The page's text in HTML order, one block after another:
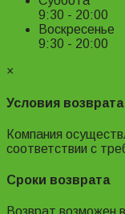
9:30 - 20:00
Воскресенье
9:30 - 20:00
×
Условия
Компания
соответствии с
Сроки возврата